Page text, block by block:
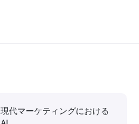
現代マーケティングにおける